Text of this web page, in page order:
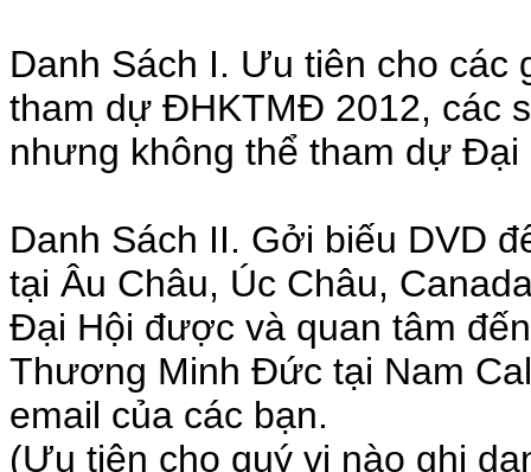
Danh Sách I. Ưu tiên cho
tham dự ĐHKTMĐ 2012, các
nhưng không thể tham dự
Danh Sách II. Gởi biếu DVD
tại Âu Châu, Úc Châu,
Đại Hội được và quan tâm
Thương Minh Đức tại Nam
email của các bạn.
(Ưu tiên cho quý vị nào ghi